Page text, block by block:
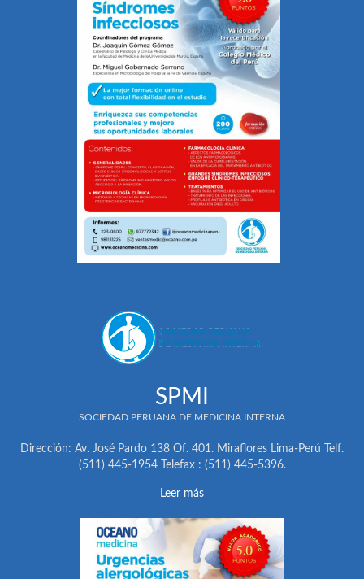
SPMI
SOCIEDAD PERUANA DE MEDICINA INTERNA
Dirección: Av. José Pardo 138 Of. 401. Miraflores Lima-Perú Telf.
(511) 445-1954 Telefax : (511) 445-5396.
Leer más